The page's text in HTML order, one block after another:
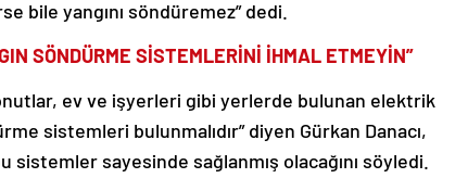
bile yangını söndüremez” dedi.
SÖNDÜRME SİSTEMLERİNİ İHMAL ETMEYİN”
ev ve işyerleri gibi yerlerde bulunan elektrik
sistemleri bulunmalıdır” diyen Gürkan Danacı,
sayesinde sağlanmış olacağını söyledi.